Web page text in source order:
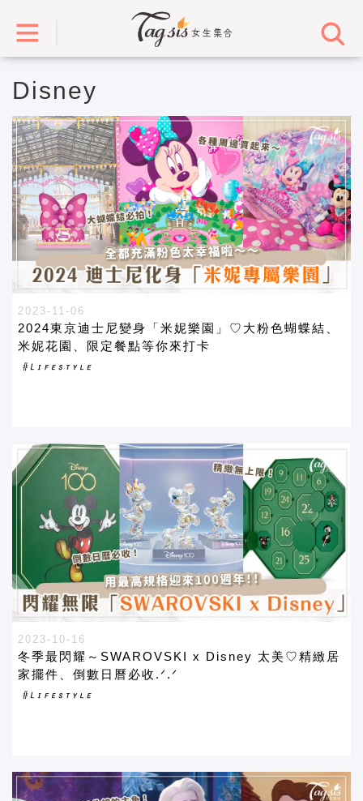
Disney
2023-11-06
2024東京迪士尼變身「米妮樂園」♡大粉色蝴蝶結、
米妮花園、限定餐點等你來打卡
2023-10-16
冬季最閃耀～SWAROVSKI x Disney 太美♡精緻居
家擺件、倒數日曆必收.ᐟ.ᐟ